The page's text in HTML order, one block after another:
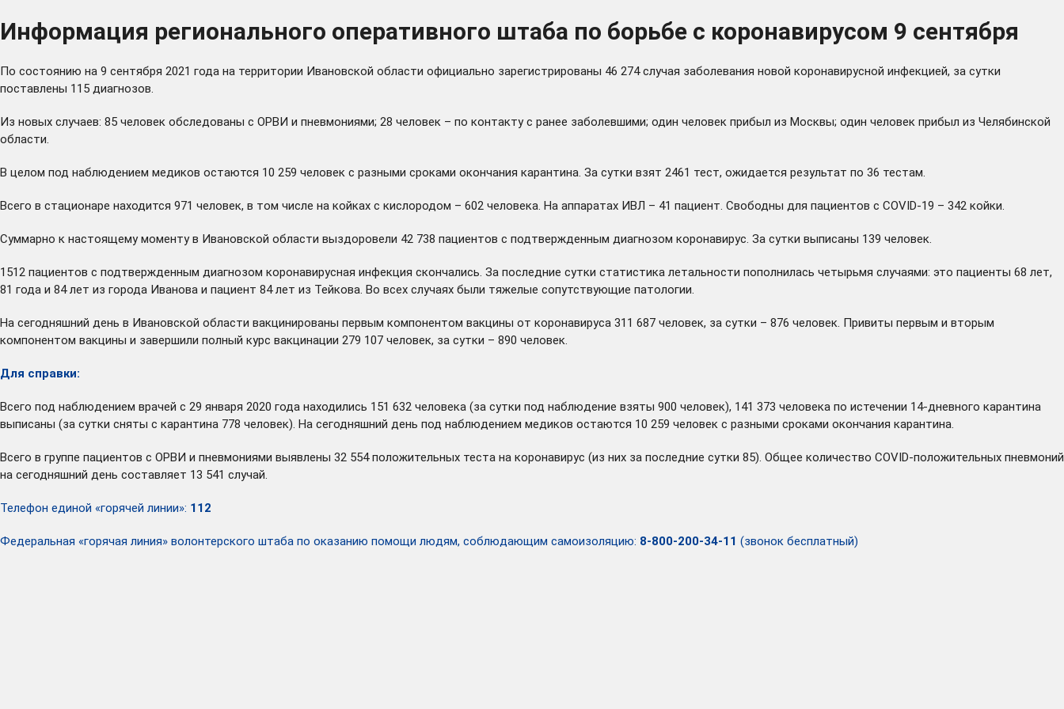
Информация регионального оперативного штаба по борьбе с коронавирусом 9 сентября
По состоянию на 9 сентября 2021 года на территории Ивановской области официально зарегистрированы 46 274 случая заболевания новой коронавирусной инфекцией, за сутки
поставлены 115 диагнозов.
Из новых случаев: 85 человек обследованы с ОРВИ и пневмониями; 28 человек – по контакту с ранее заболевшими; один человек прибыл из Москвы; один человек прибыл из Челябинской
области.
В целом под наблюдением медиков остаются 10 259 человек с разными сроками окончания карантина. За сутки взят 2461 тест, ожидается результат по 36 тестам.
Всего в стационаре находится 971 человек, в том числе на койках с кислородом – 602 человека. На аппаратах ИВЛ – 41 пациент. Свободны для пациентов с COVID-19 – 342 койки.
Суммарно к настоящему моменту в Ивановской области выздоровели 42 738 пациентов с подтвержденным диагнозом коронавирус. За сутки выписаны 139 человек.
1512 пациентов с подтвержденным диагнозом коронавирусная инфекция скончались. За последние сутки статистика летальности пополнилась четырьмя случаями: это пациенты 68 лет,
81 года и 84 лет из города Иванова и пациент 84 лет из Тейкова. Во всех случаях были тяжелые сопутствующие патологии.
На сегодняшний день в Ивановской области вакцинированы первым компонентом вакцины от коронавируса 311 687 человек, за сутки – 876 человек. Привиты первым и вторым
компонентом вакцины и завершили полный курс вакцинации 279 107 человек, за сутки – 890 человек.
Для справки:
Всего под наблюдением врачей с 29 января 2020 года находились 151 632 человека (за сутки под наблюдение взяты 900 человек), 141 373 человека по истечении 14-дневного карантина
выписаны (за сутки сняты с карантина 778 человек). На сегодняшний день под наблюдением медиков остаются 10 259 человек с разными сроками окончания карантина.
Всего в группе пациентов с ОРВИ и пневмониями выявлены 32 554 положительных теста на коронавирус (из них за последние сутки 85). Общее количество COVID-положительных пневмоний
на сегодняшний день составляет 13 541 случай.
Телефон единой «горячей линии»: 112
Федеральная «горячая линия» волонтерского штаба по оказанию помощи людям, соблюдающим самоизоляцию: 8-800-200-34-11 (звонок бесплатный)